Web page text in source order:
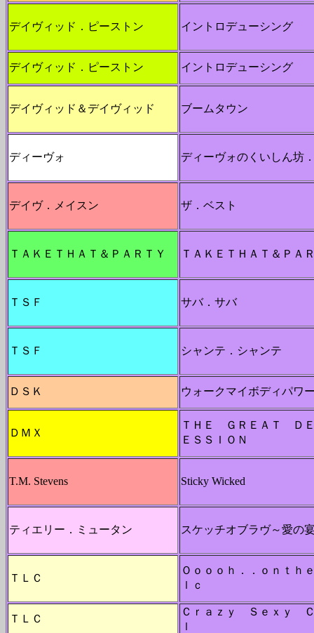
デイヴィッド．ピーストン イントロデューシング
デイヴィッド．ピーストン イントロデューシング
デイヴィッド＆デイヴィッド ブームタウン
ディーヴォ ディーヴォのくいしん坊
デイヴ．メイスン ザ．ベスト
ＴＡＫＥＴＨＡＴ＆ＰＡＲＴＹ ＴＡＫＥＴＨＡＴ＆ＰＡ
ＴＳＦ サバ．サバ
ＴＳＦ シャンテ．シャンテ
ＤＳＫ ウォークマイボディパワ
ＤＭＸ
ＴＨＥ ＧＲＥＡＴ Ｄ
ＥＳＳＩＯＮ
T.M. Stevens Sticky Wicked
ティエリー．ミュータン スケッチオブラヴ～愛の
ＴＬＣ
Ｏｏｏｏｈ．．ｏｎｔｈ
ｌｃ
ＴＬＣ
Ｃｒａｚｙ Ｓｅｘｙ
ｌ